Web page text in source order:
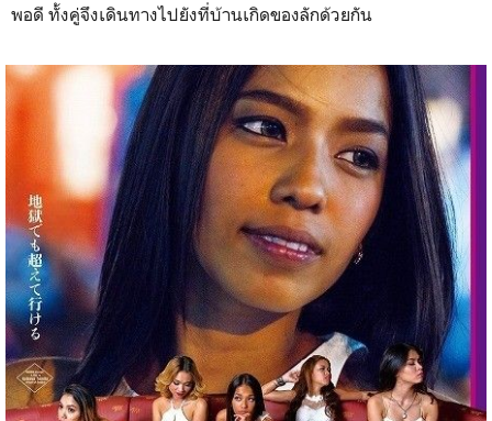
พอดี ทั้งคู่จึงเดินทางไปยังที่บ้านเกิดของลักด้วยกัน